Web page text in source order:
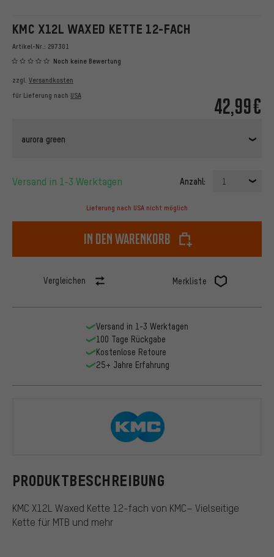
KMC X12L WAXED KETTE 12-FACH
Artikel-Nr.: 297301
Noch keine Bewertung
42,99€
zzgl. Versandkosten
für Lieferung nach USA
aurora green
Versand in 1-3 Werktagen Anzahl: 1
Lieferung nach USA nicht möglich
In den Warenkorb
Vergleichen Merkliste
PRODUKTBESCHREIBUNG
KMC X12L Waxed Kette 12-fach von KMC– Vielseitige
Kette für MTB und mehr
Versand in 1-3 Werktagen
100 Tage Rückgabe
Kostenlose Retoure
25+ Jahre Erfahrung